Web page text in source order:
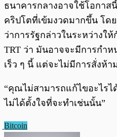
ธนาคารกลางอาจใช้โอกา
คริปโตที่เข้มงวดมากขึ้น โด
ว่าการรัฐกล่าวในระหว่าง
TRT ว่า มันอาจจะมีการกำ
เร็ว ๆ นี้ แต่จะไม่มีการสั่งห้า
“คุณไม่สามารถแก้ไขอะไรไ
ไม่ได้ตั้งใจที่จะทำเช่นนั้น”
ฺBitcoin